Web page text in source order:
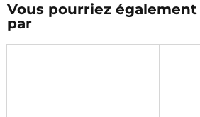
Vous pourriez
par